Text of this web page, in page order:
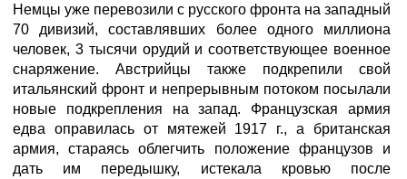
Немцы уже перевозили с русского фронта на западный
70 дивизий, составлявших более одного миллиона
человек, 3 тысячи орудий и соответствующее военное
снаряжение. Австрийцы также подкрепили свой
итальянский фронт и непрерывным потоком посылали
новые подкрепления на запад. Французская армия
едва оправилась от мятежей 1917 г., а британская
армия, стараясь облегчить положение французов и
дать им передышку, истекала кровью после